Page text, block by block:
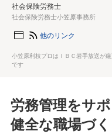
社会保険労務士
社会保険労務士小笠原事務所
他のリンク
小笠原利枝プロはＩＢＣ岩手放送が
です
労務管理をサ
健全な職場づ